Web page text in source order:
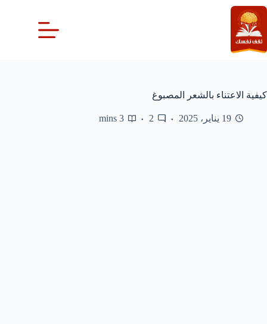
التجاوز
إلى
المحتوى
كيفية الاعتناء بالشعر المصبوغ
19 يناير، 2025 2
3 mins